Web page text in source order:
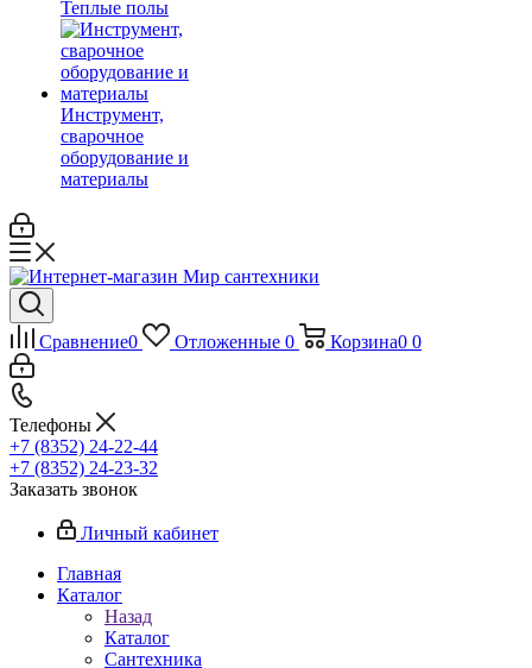
Теплые полы
Инструмент,
сварочное
оборудование и
материалы
Сравнение0 Отложенные 0 Корзина0 0
Телефоны
+7 (8352) 24-22-44
+7 (8352) 24-23-32
Заказать звонок
Личный кабинет
Главная
Каталог
Назад
Каталог
Сантехника